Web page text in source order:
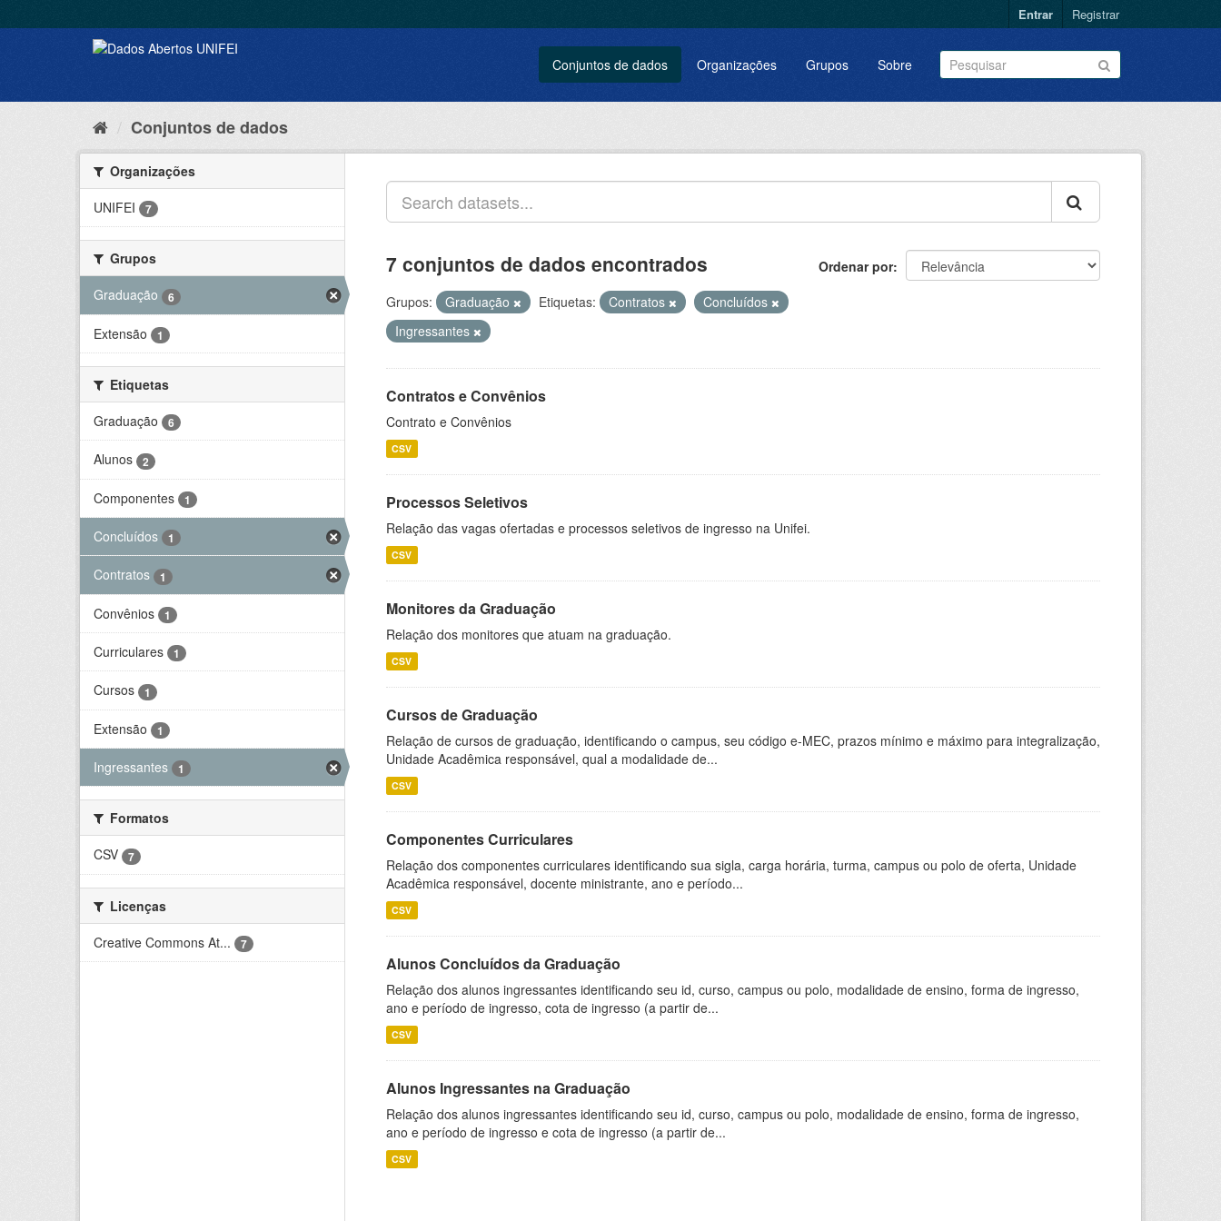
Entrar Registrar
Conjuntos de dados Organizações Grupos Sobre
Conjuntos de dados
Organizações
UNIFEI
7
Grupos
Graduação
6
Extensão 1
Etiquetas
Graduação
6
Alunos 2
Componentes 1
Concluídos 1
Contratos 1
Convênios 1
Curriculares 1
Cursos 1
Extensão 1
Ingressantes 1
Formatos
CSV
7
Licenças
Creative Commons At...
7
Ordenar por
7 conjuntos de dados encontrados
Grupos: Graduação Etiquetas: Contratos
Concluídos
Ingressantes
Contratos e Convênios
Contrato e Convênios
CSV
Processos Seletivos
Relação das vagas ofertadas e processos seletivos de ingresso na Unifei.
CSV
Monitores da Graduação
Relação dos monitores que atuam na graduação.
CSV
Cursos de Graduação
Relação de cursos de graduação, identificando o campus, seu código e-MEC, prazos mínimo e máximo para integralização,
Unidade Acadêmica responsável, qual a modalidade de...
CSV
Componentes Curriculares
Relação dos componentes curriculares identificando sua sigla, carga horária, turma, campus ou polo de oferta, Unidade
Acadêmica responsável, docente ministrante, ano e período...
CSV
Alunos Concluídos da Graduação
Relação dos alunos ingressantes identificando seu id, curso, campus ou polo, modalidade de ensino, forma de ingresso,
ano e período de ingresso, cota de ingresso (a partir de...
CSV
Alunos Ingressantes na Graduação
Relação dos alunos ingressantes identificando seu id, curso, campus ou polo, modalidade de ensino, forma de ingresso,
ano e período de ingresso e cota de ingresso (a partir de...
CSV